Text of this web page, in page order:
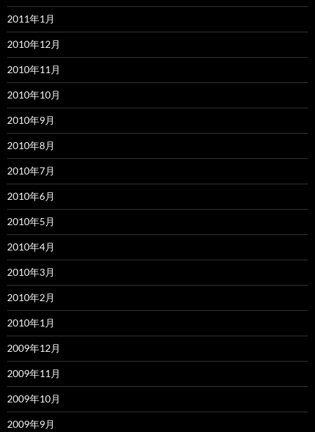
2011年1月
2010年12月
2010年11月
2010年10月
2010年9月
2010年8月
2010年7月
2010年6月
2010年5月
2010年4月
2010年3月
2010年2月
2010年1月
2009年12月
2009年11月
2009年10月
2009年9月